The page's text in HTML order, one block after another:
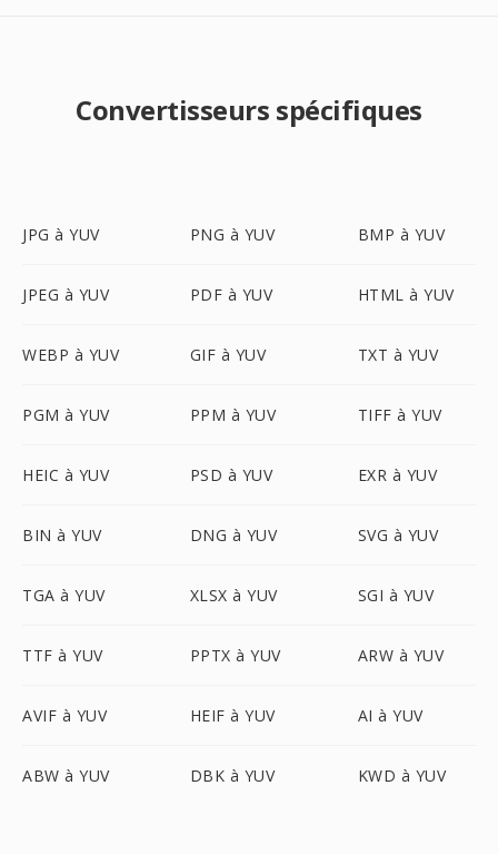
Convertisseurs spécifiques
JPG à YUV PNG à YUV BMP à YUV
JPEG à YUV PDF à YUV HTML à YUV
WEBP à YUV GIF à YUV TXT à YUV
PGM à YUV PPM à YUV TIFF à YUV
HEIC à YUV PSD à YUV EXR à YUV
BIN à YUV DNG à YUV SVG à YUV
TGA à YUV XLSX à YUV SGI à YUV
TTF à YUV PPTX à YUV ARW à YUV
AVIF à YUV HEIF à YUV AI à YUV
ABW à YUV DBK à YUV KWD à YUV